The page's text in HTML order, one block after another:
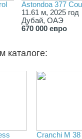
Astondoa 377
11.61 м, 2025 год
Дубай, ОАЭ
670 000 евро
каталоге:
Cranchi M 38